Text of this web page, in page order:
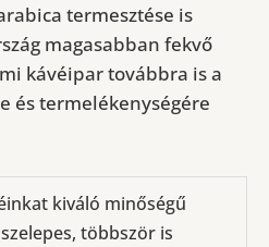
termesztése is
magasabban fekvő
kávéipar továbbra is a
és termelékenységére
kiváló minőségű
többször is